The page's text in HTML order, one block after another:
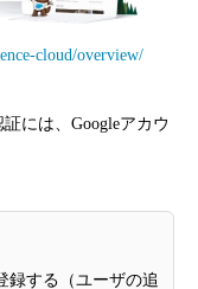
cloud/overview/
には、Googleアカウ
録する（ユーザの追